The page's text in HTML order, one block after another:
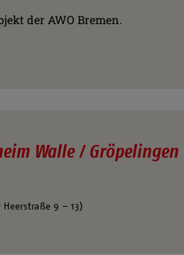
der AWO Bremen.
Walle / Gröpelingen
9 – 13)